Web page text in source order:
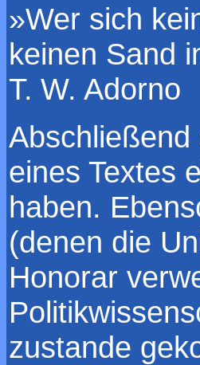
»Wer sich
keinen Sand
T. W. Adorno
eines Textes
haben.
(denen die
Honorar
zustande